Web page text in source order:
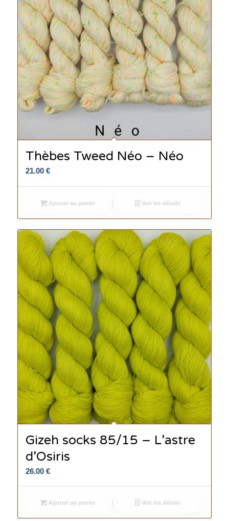
Thèbes Tweed Néo – Néo
21.00 €
Ajouter au panier Voir les détails
Gizeh socks 85/15 – L’astre
d’Osiris
26.00 €
Ajouter au panier Voir les détails